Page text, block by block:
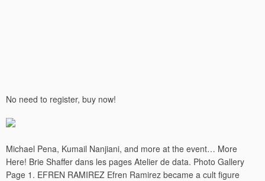
No need to register, buy now!
Michael Pena, Kumail Nanjiani, and more at the event… More
Here! Brie Shaffer dans les pages Atelier de data. Photo Gallery
Page 1. EFREN RAMIREZ Efren Ramirez became a cult figure